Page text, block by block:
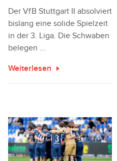
Der VfB Stuttgart II absolviert
bislang eine solide Spielzeit
in der 3. Liga. Die Schwaben
belegen ...
Weiterlesen